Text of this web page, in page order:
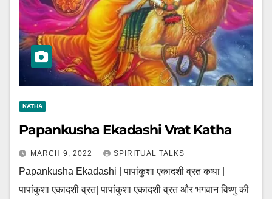
KATHA
Papankusha Ekadashi Vrat Katha
MARCH 9, 2022 SPIRITUAL TALKS
Papankusha Ekadashi | पापांकुशा एकादशी व्रत कथा |
पापांकुशा एकादशी व्रत| पापांकुशा एकादशी व्रत और भगवान विष्णु की